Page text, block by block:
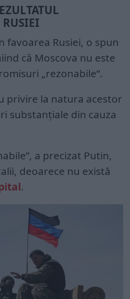
favoarea Rusiei, o spun
că Moscova nu este
„rezonabile”.
privire la natura acestor
substanțiale din cauza
a precizat Putin,
deoarece nu există
.